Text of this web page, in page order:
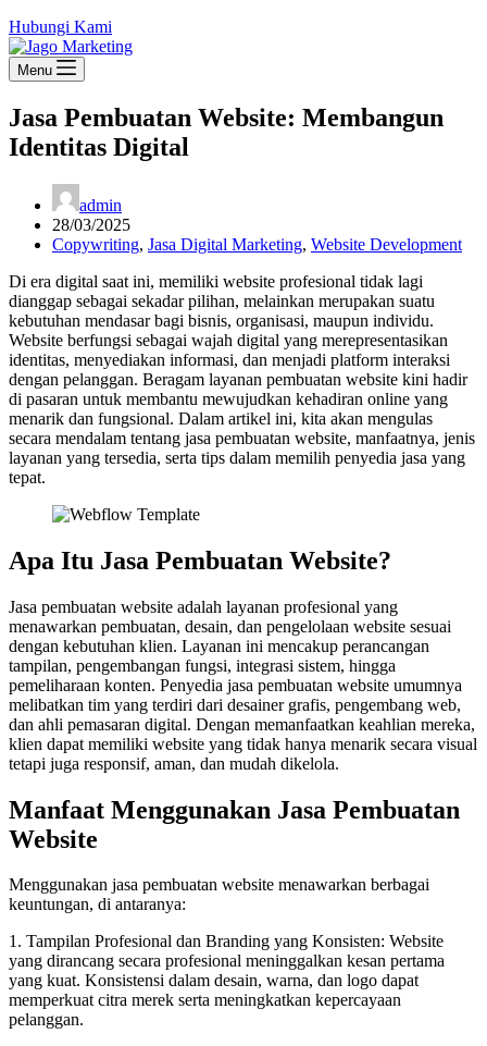
Hubungi Kami
Menu
Jasa Pembuatan Website: Membangun
Identitas Digital
admin
28/03/2025
Copywriting, Jasa Digital Marketing, Website Development
Di era digital saat ini, memiliki website profesional tidak lagi
dianggap sebagai sekadar pilihan, melainkan merupakan suatu
kebutuhan mendasar bagi bisnis, organisasi, maupun individu.
Website berfungsi sebagai wajah digital yang merepresentasikan
identitas, menyediakan informasi, dan menjadi platform interaksi
dengan pelanggan. Beragam layanan pembuatan website kini hadir
di pasaran untuk membantu mewujudkan kehadiran online yang
menarik dan fungsional. Dalam artikel ini, kita akan mengulas
secara mendalam tentang jasa pembuatan website, manfaatnya, jenis
layanan yang tersedia, serta tips dalam memilih penyedia jasa yang
tepat.
Apa Itu Jasa Pembuatan Website?
Jasa pembuatan website adalah layanan profesional yang
menawarkan pembuatan, desain, dan pengelolaan website sesuai
dengan kebutuhan klien. Layanan ini mencakup perancangan
tampilan, pengembangan fungsi, integrasi sistem, hingga
pemeliharaan konten. Penyedia jasa pembuatan website umumnya
melibatkan tim yang terdiri dari desainer grafis, pengembang web,
dan ahli pemasaran digital. Dengan memanfaatkan keahlian mereka,
klien dapat memiliki website yang tidak hanya menarik secara visual
tetapi juga responsif, aman, dan mudah dikelola.
Manfaat Menggunakan Jasa Pembuatan
Website
Menggunakan jasa pembuatan website menawarkan berbagai
keuntungan, di antaranya:
1. Tampilan Profesional dan Branding yang Konsisten: Website
yang dirancang secara profesional meninggalkan kesan pertama
yang kuat. Konsistensi dalam desain, warna, dan logo dapat
memperkuat citra merek serta meningkatkan kepercayaan
pelanggan.